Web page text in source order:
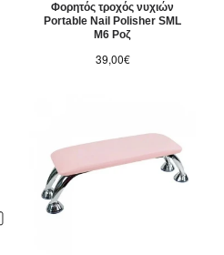
Φορητός τροχός νυχιών
Portable Nail Polisher SML
M6 Ροζ
39,00€